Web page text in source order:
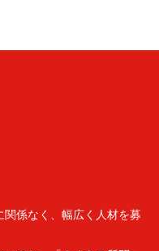
係なく、幅広く人材を募